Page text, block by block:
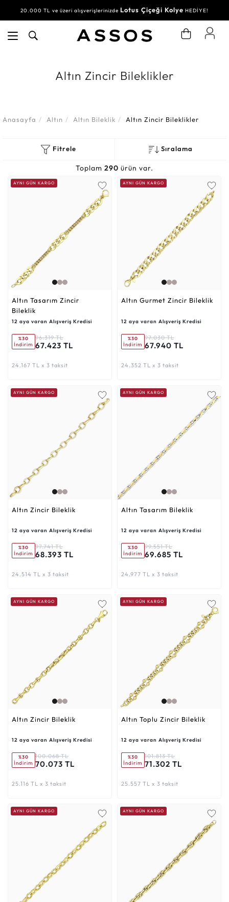
20.000 TL ve üzeri alışverişlerinizde Lotus Çiçeği Kolye HEDİYE!
Altın Zincir Bileklikler
Anasayfa Altın Altın Bileklik Altın Zincir Bileklikler
Fitrele Sıralama
Toplam 290 ürün var.
AYNI GÜN KARGO
Altın Tasarım Zincir
Bileklik
12 aya varan Alışveriş Kredisi
%30
İndirim
96.319 TL
67.423 TL
24.167 TL x 3 taksit
AYNI GÜN KARGO
Altın Gurmet Zincir Bileklik
12 aya varan Alışveriş Kredisi
%30
İndirim
97.030 TL
67.940 TL
24.352 TL x 3 taksit
AYNI GÜN KARGO
Altın Zincir Bileklik
12 aya varan Alışveriş Kredisi
%30
İndirim
97.741 TL
68.393 TL
24.514 TL x 3 taksit
AYNI GÜN KARGO
Altın Tasarım Bileklik
12 aya varan Alışveriş Kredisi
%30
İndirim
99.551 TL
69.685 TL
24.977 TL x 3 taksit
AYNI GÜN KARGO
Altın Zincir Bileklik
12 aya varan Alışveriş Kredisi
%30
İndirim
100.068 TL
70.073 TL
25.116 TL x 3 taksit
AYNI GÜN KARGO
Altın Toplu Zincir Bileklik
12 aya varan Alışveriş Kredisi
%30
İndirim
101.813 TL
71.302 TL
25.557 TL x 3 taksit
AYNI GÜN KARGO AYNI GÜN KARGO